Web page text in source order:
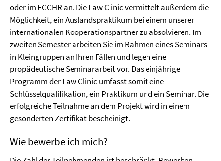
oder im ECCHR an. Die Law Clinic vermittelt außerdem die
Möglichkeit, ein Auslandspraktikum bei einem unserer
internationalen Kooperationspartner zu absolvieren. Im
zweiten Semester arbeiten Sie im Rahmen eines Seminars
in Kleingruppen an Ihren Fällen und legen eine
propädeutische Seminararbeit vor. Das einjährige
Programm der Law Clinic umfasst somit eine
Schlüsselqualifikation, ein Praktikum und ein Seminar. Die
erfolgreiche Teilnahme an dem Projekt wird in einem
gesonderten Zertifikat bescheinigt.
Wie bewerbe ich mich?